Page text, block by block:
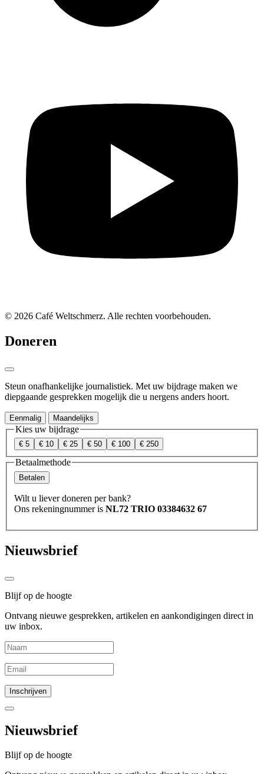
© 2026 Café Weltschmerz. Alle rechten voorbehouden.
Doneren
Steun onafhankelijke journalistiek. Met uw bijdrage maken we
diepgaande gesprekken mogelijk die u nergens anders hoort.
Eenmalig Maandelijks
Kies uw bijdrage
€ 5 € 10 € 25 € 50 € 100 € 250
Betaalmethode
Betalen
Wilt u liever doneren per bank?
Ons rekeningnummer is NL72 TRIO 03384632 67
Nieuwsbrief
Blijf op de hoogte
Ontvang nieuwe gesprekken, artikelen en aankondigingen direct in
uw inbox.
Nieuwsbrief
Blijf op de hoogte